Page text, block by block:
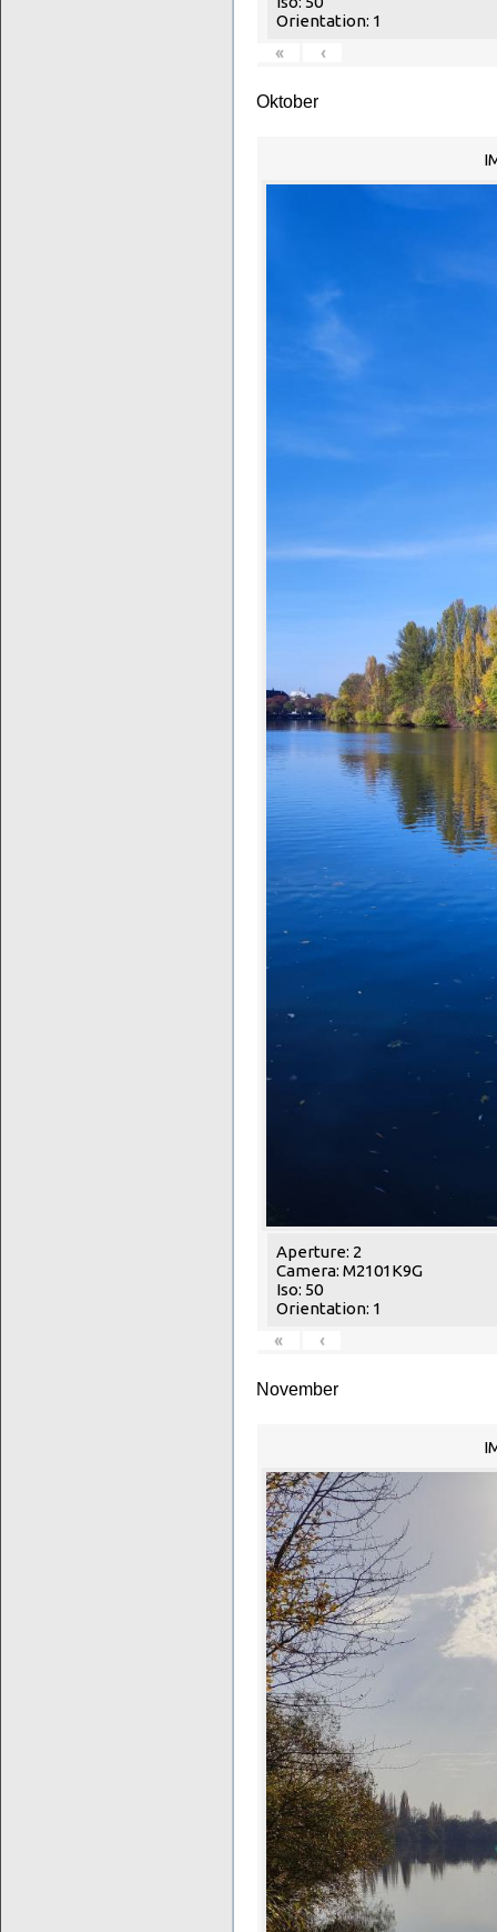
Orientation: 1
«
‹
Oktober
Aperture: 2
Camera: M2101K9G
Iso: 50
Orientation: 1
«
‹
November